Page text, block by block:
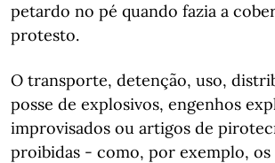
petardo no pé quando fazia a
protesto.
O transporte, detenção, uso,
posse de explosivos, engenhos
improvisados ou artigos de
proibidas - como, por exemplo, os